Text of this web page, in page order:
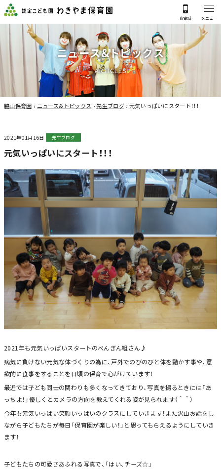
ニュース&トピックス
ARTICLES
脇山保育園 › ニュース&トピックス ›先生ブログ ›元気いっぱいにスタート！！！
2021年01月16日 先生ブログ
元気いっぱいにスタート！！！
2021年も元気いっぱいスタートのぺんぎん組さん♪
病気に負けない元気な体づくりの為に、戸外でのびのびと体を動かす事や、意
欲的に食事をすることを日頃の保育で心がけています！
最近では子ども同士の関わりも多くなってきており、写真を撮るときには「あ
っちよ！」優しくとカメラの方向を教えてくれる姿が見られます（＾＾）
今年も元気いっぱい笑顔いっぱいのクラスにしていきます！また沢山お話をし
ながら子どもたちが毎日「保育園が楽しい！」と思ってもらえるようにしていき
ます！
子どもたちの可愛さあふれる写真で、「はい、チーズ☆」